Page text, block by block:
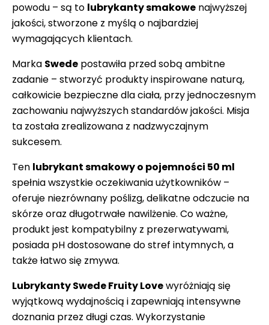
powodu – są to lubrykanty smakowe najwyższej
jakości, stworzone z myślą o najbardziej
wymagających klientach.
Marka Swede postawiła przed sobą ambitne
zadanie – stworzyć produkty inspirowane naturą,
całkowicie bezpieczne dla ciała, przy jednoczesnym
zachowaniu najwyższych standardów jakości. Misja
ta została zrealizowana z nadzwyczajnym
sukcesem.
Ten lubrykant smakowy o pojemności 50 ml
spełnia wszystkie oczekiwania użytkowników –
oferuje niezrównany poślizg, delikatne odczucie na
skórze oraz długotrwałe nawilżenie. Co ważne,
produkt jest kompatybilny z prezerwatywami,
posiada pH dostosowane do stref intymnych, a
także łatwo się zmywa.
Lubrykanty Swede Fruity Lovewyróżniają się
wyjątkową wydajnością i zapewniają intensywne
doznania przez długi czas. Wykorzystanie